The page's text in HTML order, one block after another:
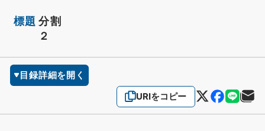
標題 分割
２
目録詳細を開く
URIをコピー